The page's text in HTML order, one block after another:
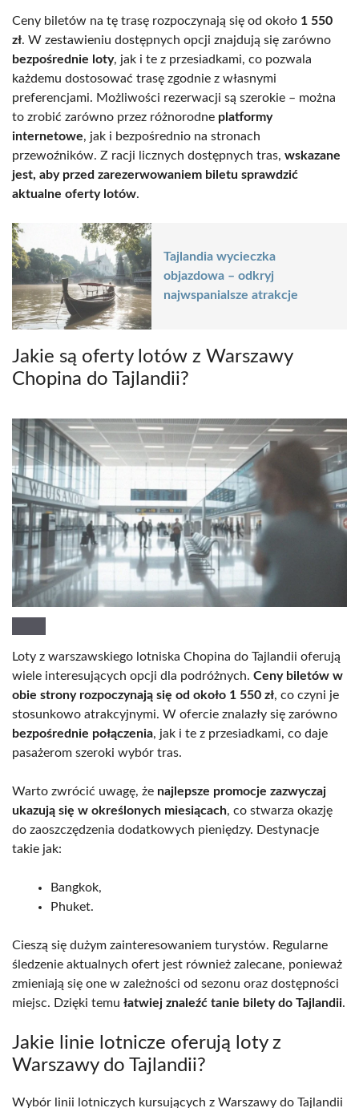
Ceny biletów na tę trasę rozpoczynają się od około 1 550
zł. W zestawieniu dostępnych opcji znajdują się zarówno
bezpośrednie loty, jak i te z przesiadkami, co pozwala
każdemu dostosować trasę zgodnie z własnymi
preferencjami. Możliwości rezerwacji są szerokie – można
to zrobić zarówno przez różnorodne platformy
internetowe, jak i bezpośrednio na stronach
przewoźników. Z racji licznych dostępnych tras, wskazane
jest, aby przed zarezerwowaniem biletu sprawdzić
aktualne oferty lotów.
Tajlandia wycieczka
objazdowa – odkryj
najwspanialsze atrakcje
Jakie są oferty lotów z Warszawy
Chopina do Tajlandii?
Loty z warszawskiego lotniska Chopina do Tajlandii oferują
wiele interesujących opcji dla podróżnych. Ceny biletów w
obie strony rozpoczynają się od około 1 550 zł, co czyni je
stosunkowo atrakcyjnymi. W ofercie znalazły się zarówno
bezpośrednie połączenia, jak i te z przesiadkami, co daje
pasażerom szeroki wybór tras.
Warto zwrócić uwagę, że najlepsze promocje zazwyczaj
ukazują się w określonych miesiącach, co stwarza okazję
do zaoszczędzenia dodatkowych pieniędzy. Destynacje
takie jak:
Bangkok,
Phuket.
Cieszą się dużym zainteresowaniem turystów. Regularne
śledzenie aktualnych ofert jest również zalecane, ponieważ
zmieniają się one w zależności od sezonu oraz dostępności
miejsc. Dzięki temu łatwiej znaleźć tanie bilety do Tajlandii.
Jakie linie lotnicze oferują loty z
Warszawy do Tajlandii?
Wybór linii lotniczych kursujących z Warszawy do Tajlandii